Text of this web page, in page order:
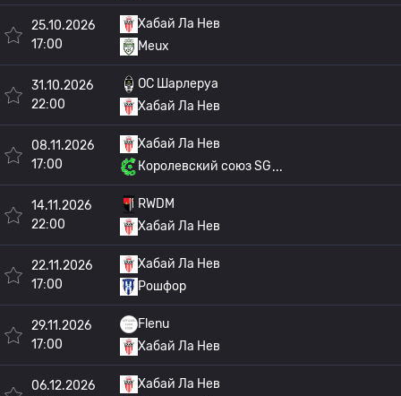
25.10.2026
17:00
Хабай Ла Нев
Meux
31.10.2026
22:00
OC Шарлеруа
Хабай Ла Нев
08.11.2026
17:00
Хабай Ла Нев
Королевский союз SG
14.11.2026
22:00
RWDM
Хабай Ла Нев
22.11.2026
17:00
Хабай Ла Нев
Рошфор
29.11.2026
17:00
Flenu
Хабай Ла Нев
06.12.2026
Хабай Ла Нев